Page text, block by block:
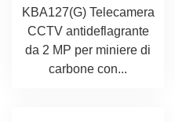
KBA127(G) Telecamera
CCTV antideflagrante
da 2 MP per miniere di
carbone con...